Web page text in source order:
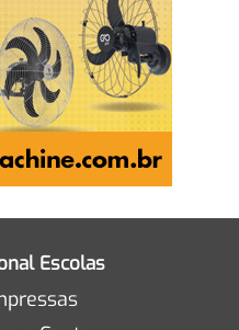
Escolas